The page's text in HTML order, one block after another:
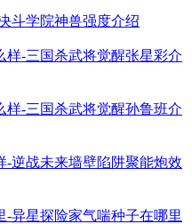
斗学院神兽强度介绍
样-三国杀武将觉醒张星彩介
样-三国杀武将觉醒孙鲁班介
-逆战未来墙壁陷阱聚能炮效
异星探险家气喘种子在哪里